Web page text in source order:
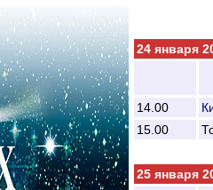
24 января
14.00
15.00
25 января